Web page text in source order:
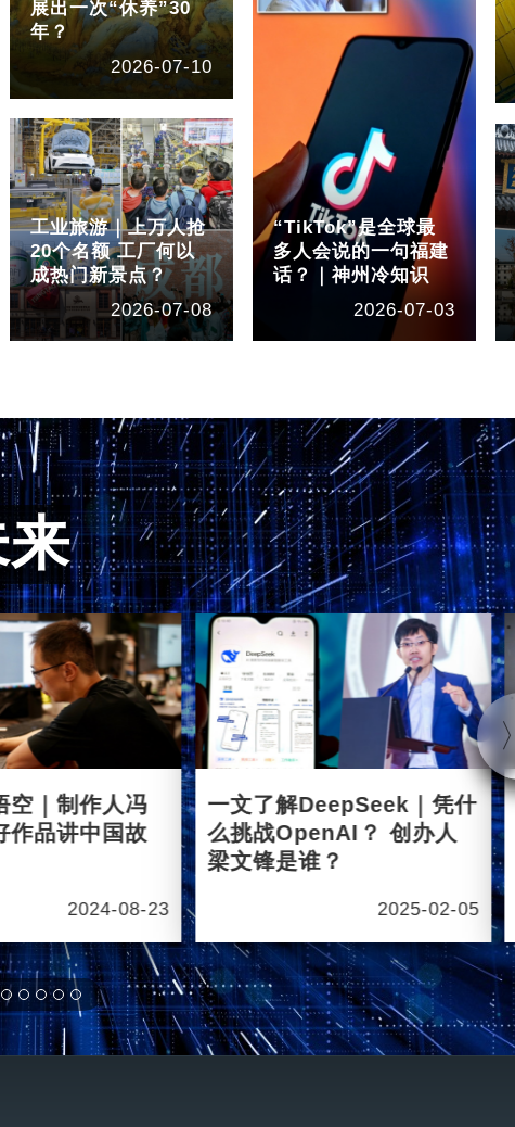
展出一次“休养”30
年？
2026-07-10
工业旅游｜上万人抢
20个名额 工厂何以
成热门新景点？
2026-07-08
“TikTok”是全球最
多人会说的一句福建
话？｜神州冷知识
2026-07-03
空｜制作人冯
作品讲中国故
2024-08-23
一文了解DeepSeek｜凭什
么挑战OpenAI？ 创办人
梁文锋是谁？
2025-02-05